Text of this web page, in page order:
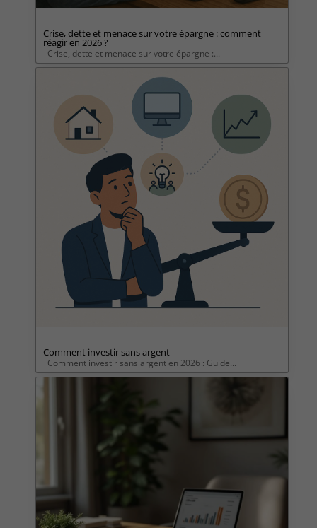
Crise, dette et menace sur votre épargne : comment
réagir en 2026 ?
Crise, dette et menace sur votre épargne :...
Comment investir sans argent
Comment investir sans argent en 2026 : Guide...